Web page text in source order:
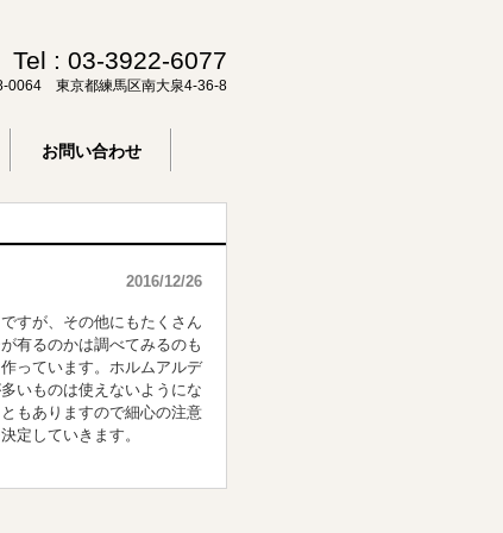
Tel : 03-3922-6077
0064 東京都練馬区南大泉4-36-8
お問い合わせ
2016/12/26
すが、その他にもたくさん
有るのかは調べてみるのも
っています。ホルムアルデ
いものは使えないようにな
もありますので細心の注意
定していきます。